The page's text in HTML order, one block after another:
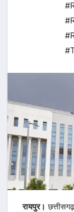
रायपुर।